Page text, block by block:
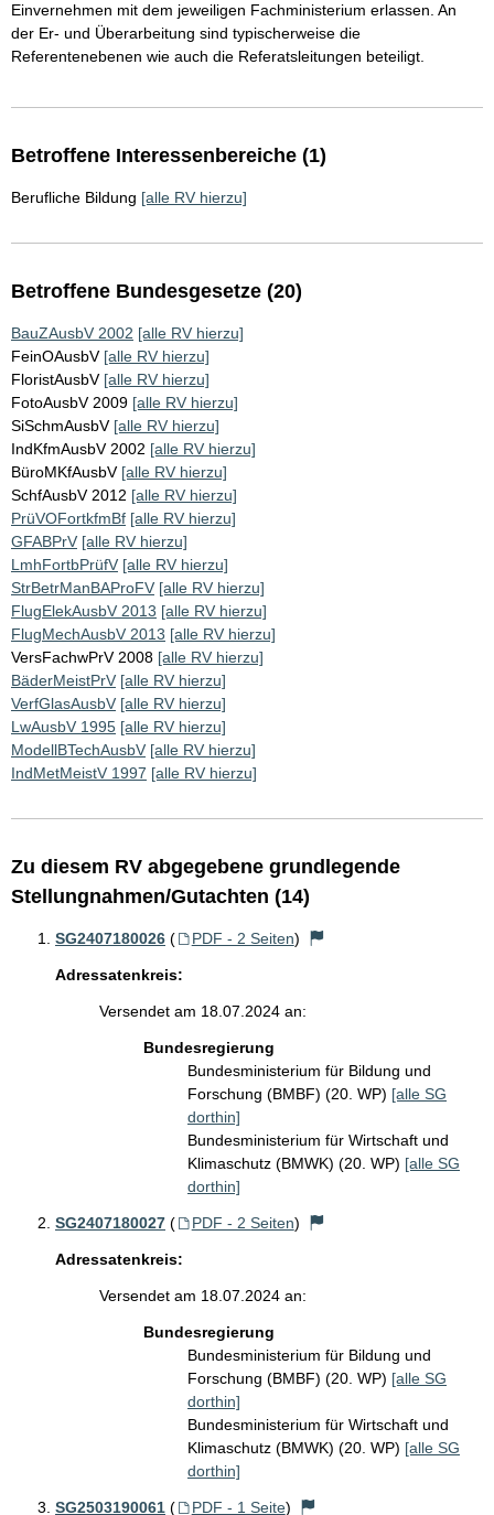
Einvernehmen mit dem jeweiligen Fachministerium erlassen. An
der Er- und Überarbeitung sind typischerweise die
Referentenebenen wie auch die Referatsleitungen beteiligt.
Betroffene Interessenbereiche (1)
Berufliche Bildung [alle RV hierzu]
Betroffene Bundesgesetze (20)
BauZAusbV 2002 [alle RV hierzu]
FeinOAusbV [alle RV hierzu]
FloristAusbV [alle RV hierzu]
FotoAusbV 2009 [alle RV hierzu]
SiSchmAusbV [alle RV hierzu]
IndKfmAusbV 2002 [alle RV hierzu]
BüroMKfAusbV [alle RV hierzu]
SchfAusbV 2012 [alle RV hierzu]
PrüVOFortkfmBf [alle RV hierzu]
GFABPrV [alle RV hierzu]
LmhFortbPrüfV [alle RV hierzu]
StrBetrManBAProFV [alle RV hierzu]
FlugElekAusbV 2013 [alle RV hierzu]
FlugMechAusbV 2013 [alle RV hierzu]
VersFachwPrV 2008 [alle RV hierzu]
BäderMeistPrV [alle RV hierzu]
VerfGlasAusbV [alle RV hierzu]
LwAusbV 1995 [alle RV hierzu]
ModellBTechAusbV [alle RV hierzu]
IndMetMeistV 1997 [alle RV hierzu]
Zu diesem RV abgegebene grundlegende
Stellungnahmen/Gutachten (14)
SG2407180026 ( PDF - 2 Seiten)
Adressatenkreis:
Versendet am 18.07.2024 an:
Bundesregierung
Bundesministerium für Bildung und
Forschung (BMBF) (20. WP) [alle SG
dorthin]
Bundesministerium für Wirtschaft und
Klimaschutz (BMWK) (20. WP) [alle SG
dorthin]
SG2407180027 ( PDF - 2 Seiten)
Adressatenkreis:
Versendet am 18.07.2024 an:
Bundesregierung
Bundesministerium für Bildung und
Forschung (BMBF) (20. WP) [alle SG
dorthin]
Bundesministerium für Wirtschaft und
Klimaschutz (BMWK) (20. WP) [alle SG
dorthin]
SG2503190061 ( PDF - 1 Seite)